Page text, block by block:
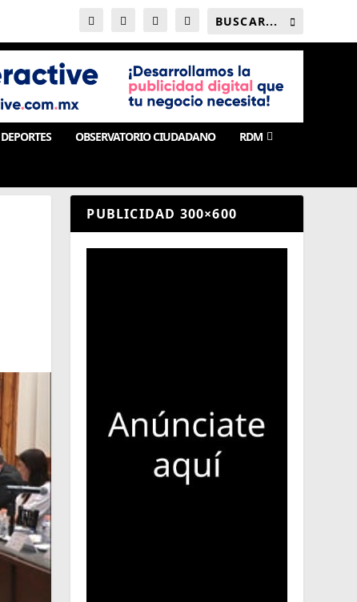
DEPORTES OBSERVATORIO CIUDADANO RDM
PUBLICIDAD 300×600